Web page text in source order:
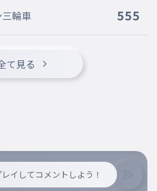
三輪車 555
て見る
イしてコメントしよう！